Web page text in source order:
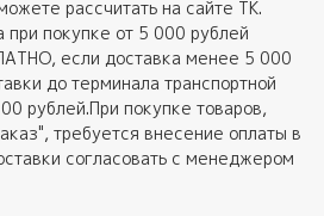
рассчитать на сайте ТК.
при покупке от 5 000 рублей
если доставка менее 5 000
до терминала транспортной
рублей.При покупке товаров,
требуется внесение оплаты в
согласовать с менеджером